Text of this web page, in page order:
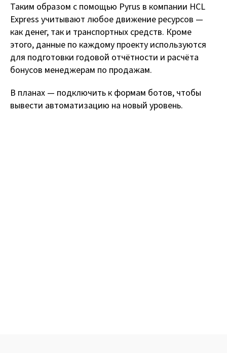
Таким образом с помощью Pyrus в компании HCL
Express учитывают любое движение ресурсов —
как денег, так и транспортных средств. Кроме
этого, данные по каждому проекту используются
для подготовки годовой отчётности и расчёта
бонусов менеджерам по продажам.
В планах — подключить к формам ботов, чтобы
вывести автоматизацию на новый уровень.